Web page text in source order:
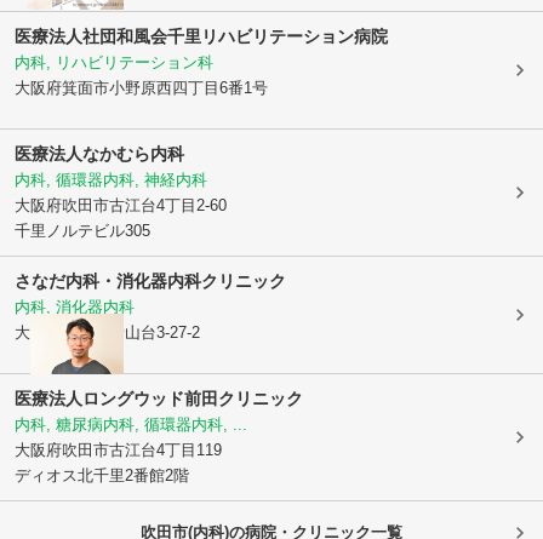
医療法人社団和風会千里リハビリテーション病院
内科, リハビリテーション科
大阪府箕面市小野原西四丁目6番1号
医療法人なかむら内科
内科, 循環器内科, 神経内科
大阪府吹田市古江台4丁目2-60
千里ノルテビル305
さなだ内科・消化器内科クリニック
内科, 消化器内科
大阪府吹田市
青山台3-27-2
医療法人ロングウッド前田クリニック
内科, 糖尿病内科, 循環器内科, ...
大阪府吹田市古江台4丁目119
ディオス北千里2番館2階
吹田市(内科)の病院・クリニック一覧